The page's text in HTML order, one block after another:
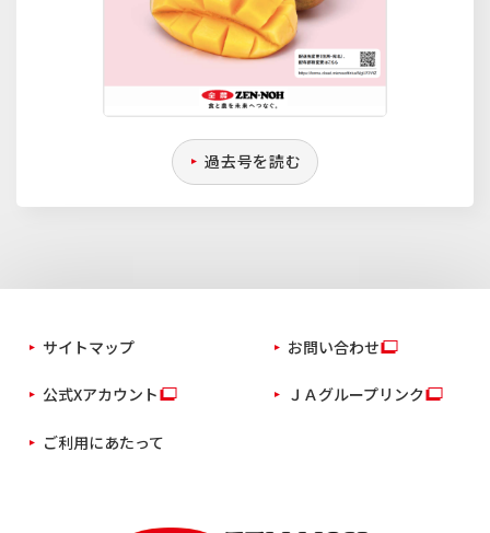
過去号を読む
サイトマップ お問い合わせ
公式Xアカウント ＪＡグループリンク
ご利用にあたって